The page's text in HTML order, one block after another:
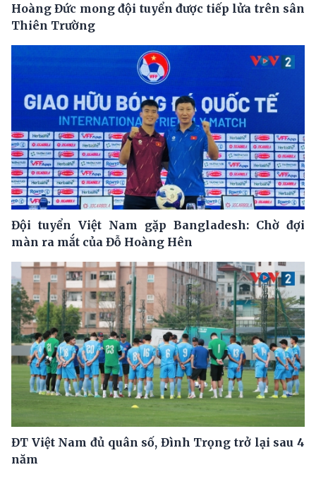
Hoàng Đức mong đội tuyển được tiếp lửa trên sân
Thiên Trường
Đội tuyển Việt Nam gặp Bangladesh: Chờ đợi
màn ra mắt của Đỗ Hoàng Hên
ĐT Việt Nam đủ quân số, Đình Trọng trở lại sau 4
năm